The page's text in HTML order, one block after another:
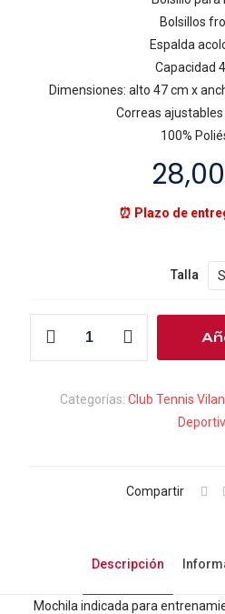
Bolsillos
Espalda
Capacidad
Dimensiones: alto 47 cm x
Correas
100%
28,00
⏰ Plazo de
Talla S
DIAMOND
cantidadCategorías: Club Tennis
Compartir
Descripción
Mochila indicada para